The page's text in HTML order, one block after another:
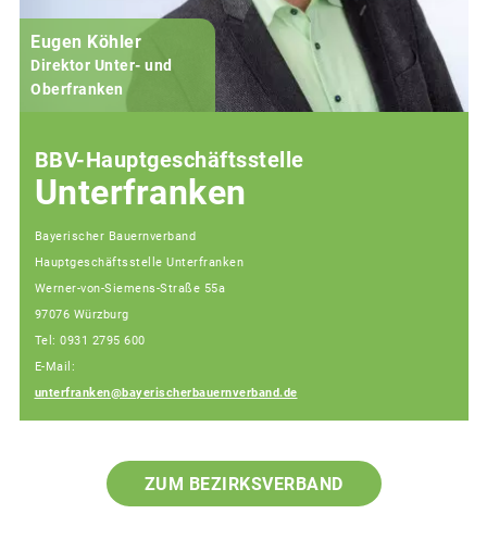
Eugen Köhler
Direktor Unter- und
Oberfranken
BBV-Hauptgeschäftsstelle
Unterfranken
Bayerischer Bauernverband
Hauptgeschäftsstelle Unterfranken
Werner-von-Siemens-Straße 55a
97076 Würzburg
Tel: 0931 2795 600
E-Mail:
unterfranken@bayerischerbauernverband.de
ZUM BEZIRKSVERBAND